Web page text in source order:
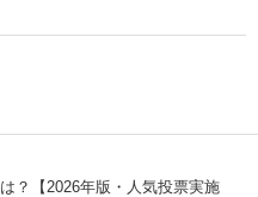
？【2026年版・人気投票実施